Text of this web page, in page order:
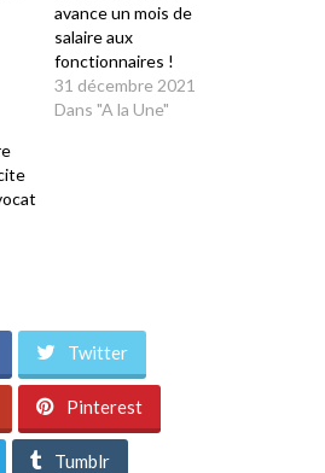
avance un mois de
salaire aux
fonctionnaires !
31 décembre 2021
Dans "A la Une"
Twitter
Pinterest
Tumblr